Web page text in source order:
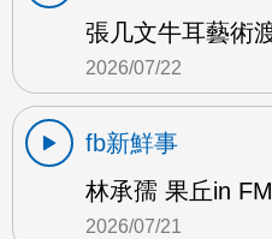
張几文牛耳藝術
2026/07/22
fb新鮮事
林承孺 果丘in
2026/07/21